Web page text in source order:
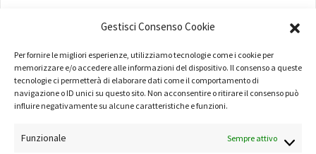
Gestisci Consenso Cookie
Per fornire le migliori esperienze, utilizziamo tecnologie come i cookie per
memorizzare e/o accedere alle informazioni del dispositivo. Il consenso a queste
tecnologie ci permetterà di elaborare dati come il comportamento di
navigazione o ID unici su questo sito. Non acconsentire o ritirare il consenso può
influire negativamente su alcune caratteristiche e funzioni.
Funzionale Sempre attivo
TERMINI E CONDIZIONI
PRIVACY POLICY